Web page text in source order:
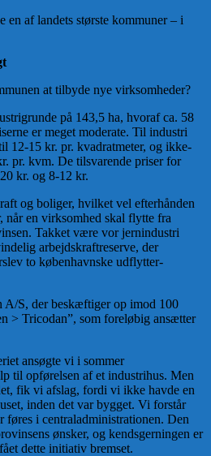
af landets største kommuner – i
at tilbyde nye virksomheder?
på 143,5 ha, hvoraf ca. 58
er meget moderate. Til industri
12-15 kr. pr. kvadratmeter, og ikke-
pr. kvm. De tilsvarende priser for
kr. og 8-12 kr.
og boliger, hvilket vel efterhånden
når en virksomhed skal flytte fra
Takket være vor jernindustri
arbejdskraftreserve, der
to københavnske udflytter-
S, der beskæftiger op imod 100
> Tricodan”, som foreløbig ansætter
ansøgte vi i sommer
til opførelsen af et industrihus. Men
fik vi afslag, fordi vi ikke havde en
inden det var bygget. Vi forstår
i centraladministrationen. Den
ønsker, og kendsgerningen er
dette initiativ bremset.